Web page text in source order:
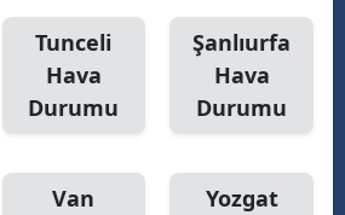
Tunceli
Hava
Durumu
Şanlıurfa
Hava
Durumu
Van
Yozgat